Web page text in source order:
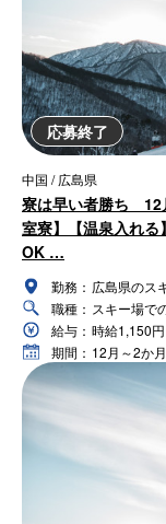
応募終了
中国 / 広島県
寮は早い者勝ち 12
室寮】【温泉入れ
OK …
勤務： 広島県のス
職種： スキー場で
給与： 時給1,150円
期間： 12月～2か